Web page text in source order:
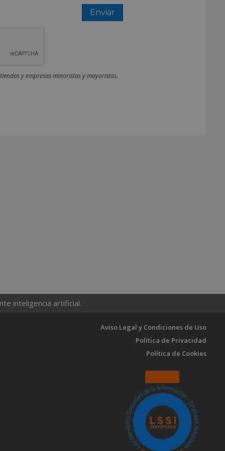
y empresas minoristas y mayoristas.
inteligencia artificial.
Aviso Legal y Condiciones de Uso
Política de Privacidad
Política de Cookies